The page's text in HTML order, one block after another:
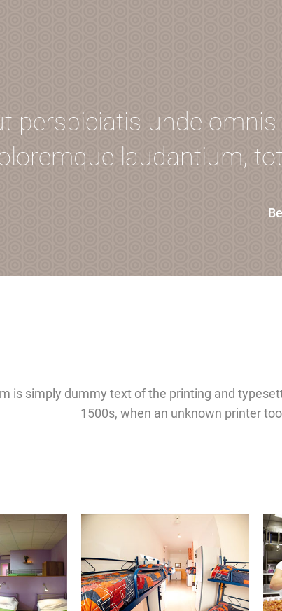
perspiciatis unde
laudantium,
is simply dummy text of the printing and
1500s, when an unknown printer